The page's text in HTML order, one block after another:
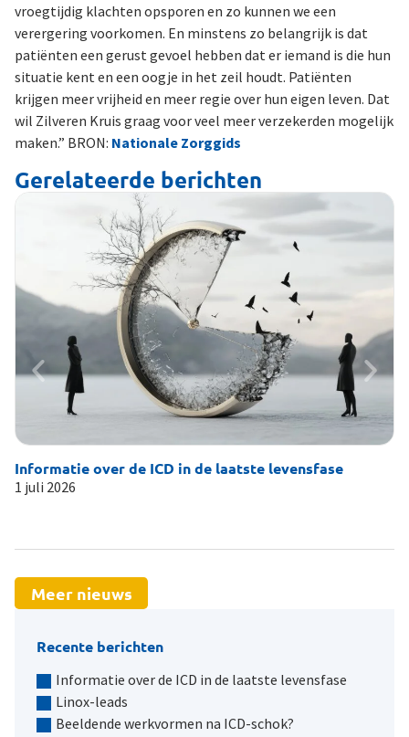
Recente berichten
Informatie over de ICD in de laatste levensfase
Linox-leads
Beeldende werkvormen na ICD-schok?
vroegtijdig klachten opsporen en zo kunnen we een
verergering voorkomen. En minstens zo belangrijk is dat
patiënten een gerust gevoel hebben dat er iemand is die hun
situatie kent en een oogje in het zeil houdt. Patiënten
krijgen meer vrijheid en meer regie over hun eigen leven. Dat
wil Zilveren Kruis graag voor veel meer verzekerden mogelijk
maken.” BRON: Nationale Zorggids
Gerelateerde berichten
Informatie over de ICD in de laatste levensfase
1 juli 2026
Meer nieuws